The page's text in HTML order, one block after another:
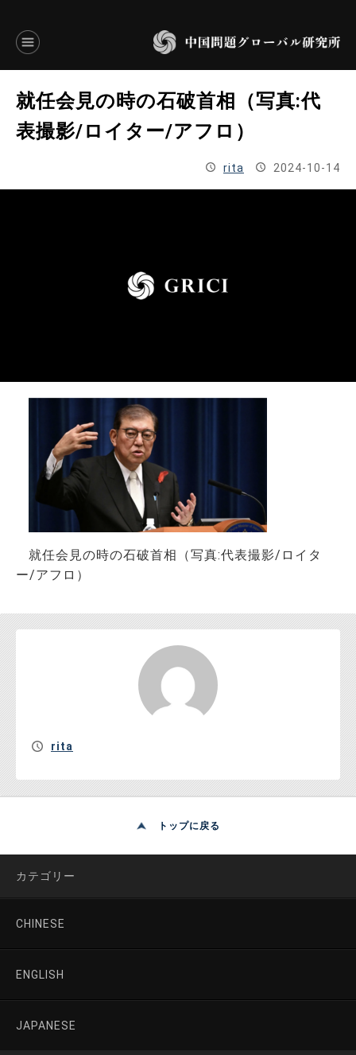
言語別アーカイブ
ENGLISH
お問い合わせ
就任会見の時の石破首相（写真:代
表撮影/ロイター/アフロ）
rita 2024-10-14
就任会見の時の石破首相（写真:代表撮影/ロイタ
ー/アフロ）
rita
トップに戻る
カテゴリー
CHINESE
ENGLISH
JAPANESE